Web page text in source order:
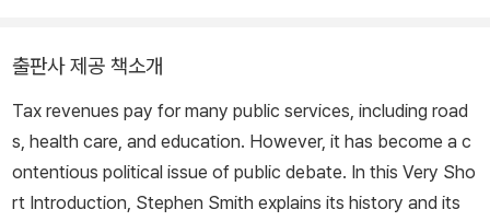
출판사 제공 책소개
Tax revenues pay for many public services, including road
s, health care, and education. However, it has become a c
ontentious political issue of public debate. In this Very Sho
rt Introduction, Stephen Smith explains its history and its